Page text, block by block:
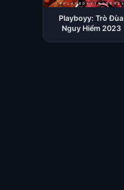
Playboyy: Trò Đùa
Nguy Hiểm 2023